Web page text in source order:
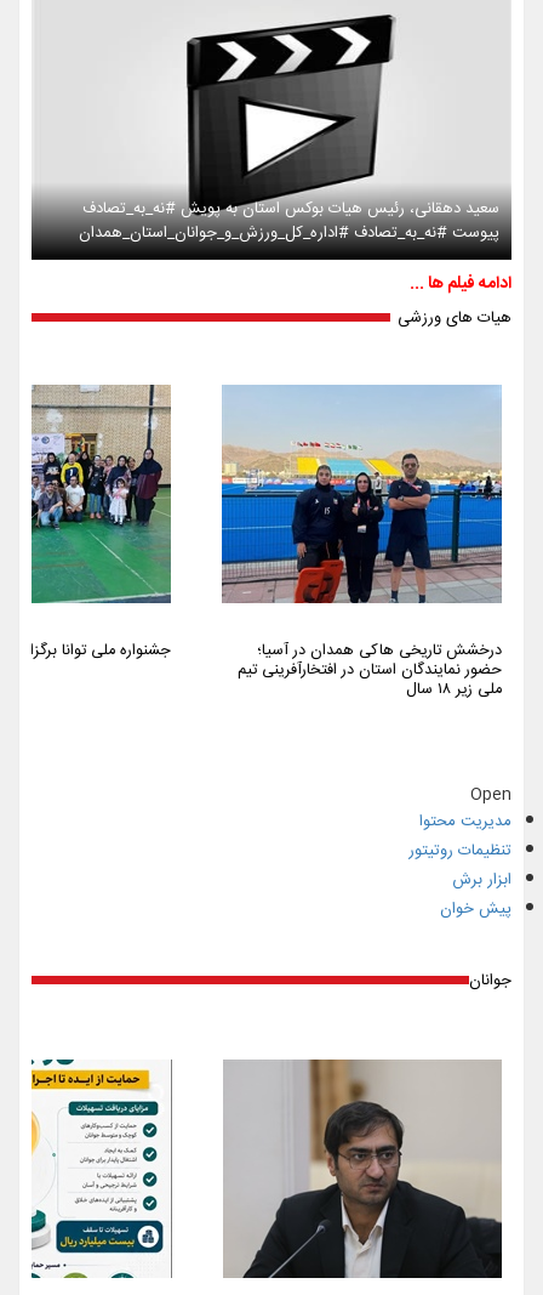
سعید دهقانی، رئیس هیات بوکس استان به پویش #نه_به_تصادف
پیوست #نه_به_تصادف #اداره_کل_ورزش_و_جوانان_استان_همدان
ادامه فیلم ها ...
هیات های ورزشی
درخشش تاریخی هاکی همدان در آسیا؛
حضور نمایندگان استان در افتخارآفرینی تیم
ملی زیر ۱۸ سال
جشنواره ملی توانا برگزار شد
Open
مدیریت محتوا
تنظیمات روتیتور
ابزار برش
پیش خوان
جوانان